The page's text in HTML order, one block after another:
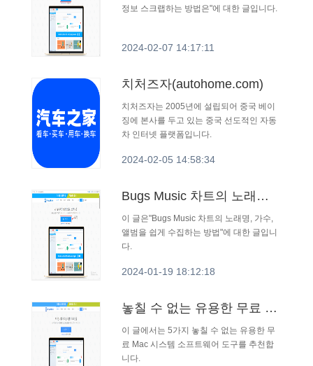
정보 스크랩하는 방법은"에 대한 글입니다.
2024-02-07 14:17:11
치처즈자(autohome.com)
치처즈자는 2005년에 설립되어 중국 베이
징에 본사를 두고 있는 중국 선도적인 자동
차 인터넷 플랫폼입니다.
2024-02-05 14:58:34
Bugs Music 차트의 노래명, 가수, 앨범을 쉽게 수집하는 방법은?
이 글은"Bugs Music 차트의 노래명, 가수,
앨범을 쉽게 수집하는 방법"에 대한 글입니
다.
2024-01-19 18:12:18
놓칠 수 없는 유용한 무료 Mac 시스템 소프트웨어 도구 5가지!
이 글에서는 5가지 놓칠 수 없는 유용한 무
료 Mac 시스템 소프트웨어 도구를 추천합
니다.